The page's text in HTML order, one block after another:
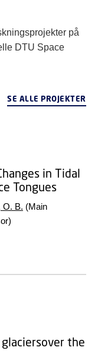
på
DTU Space
SE ALLE PROJEKTER
in Tidal
Tongues
O. B. (Main
the